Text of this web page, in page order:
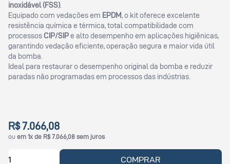
inoxidável (FSS).
Equipado com vedações em EPDM, o kit oferece excelente
resistência química e térmica, total compatibilidade com
processos CIP/SIPe alto desempenho em aplicações higiênicas,
garantindo vedação eficiente, operação segura e maior vida útil
da bomba.
Ideal para restaurar o desempenho original da bomba e reduzir
paradas não programadas em processos das indústrias.
R$ 7.066,08
ou em 1x de R$ 7.066,08 sem juros
COMPRAR